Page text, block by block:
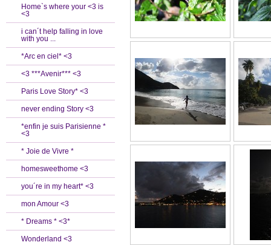
Home`s where your <3 is
<3
i can´t help falling in love
with you ...
*Arc en ciel* <3
<3 ***Avenir*** <3
Paris Love Story* <3
never ending Story <3
*enfin je suis Parisienne *
<3
* Joie de Vivre *
homesweethome <3
you´re in my heart* <3
mon Amour <3
* Dreams * <3*
Wonderland <3